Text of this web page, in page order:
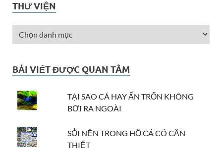
THƯ VIỆN
BÀI VIẾT ĐƯỢC QUAN TÂM
TẠI SAO CÁ HAY ẨN TRỐN KHÔNG
BƠI RA NGOÀI
SỎI NỀN TRONG HỒ CÁ CÓ CẦN
THIẾT